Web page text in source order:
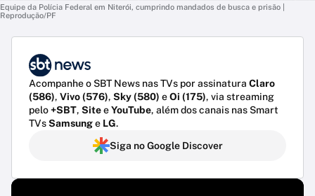
Equipe da Polícia Federal em Niterói, cumprindo mandados de busca e prisão |
Reprodução/PF
Acompanhe o SBT News nas TVs por assinatura Claro
(586), Vivo (576), Sky (580) eOi (175), via streaming
pelo+SBT, SiteeYouTube, além dos canais nas Smart
TVsSamsunge LG.
Siga no Google Discover